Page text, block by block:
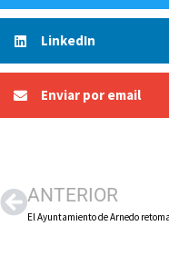
LinkedIn
Enviar por email
ANTERIOR